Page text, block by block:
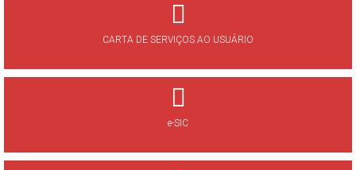
CARTA DE SERVIÇOS AO USUÁRIO
e-SIC